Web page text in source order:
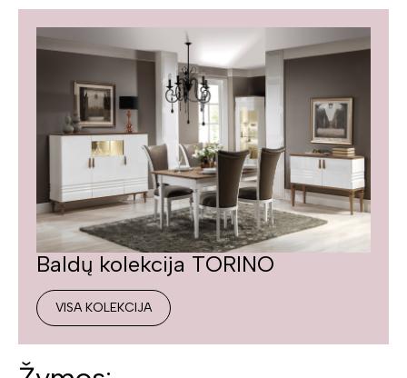
Baldų kolekcija TORINO
VISA KOLEKCIJA